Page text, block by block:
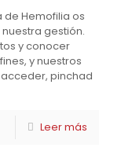
de Hemofilia os
gestión.
y conocer
y nuestros
pinchad
Leer más